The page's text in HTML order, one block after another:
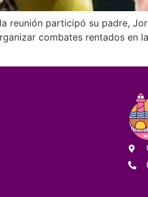
reunión participó su padre,
combates rentados en